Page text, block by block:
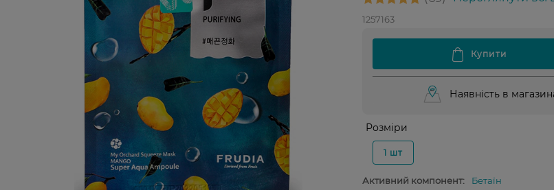
1257163
Наявність в
Розміри
1 шт
Активний компонент:
Бетаїн